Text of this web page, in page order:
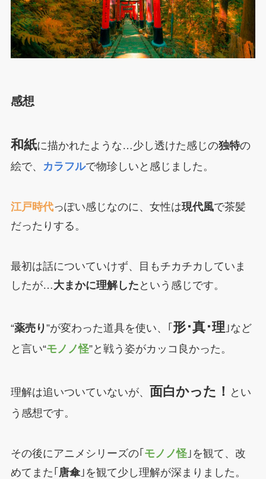
感想
和紙に描かれたような…少し透けた感じの独特の
絵で、
カラフルで物珍しいと感じました。
江戸時代っぽい感じなのに、女性は現代風で茶髪
だったりする。
最初は話についていけず、目もチカチカしていま
したが…大まかに理解した という感じです。
“薬売り”が変わった道具を使い、｢ 形･真･理 ｣など
と言い“モノノ怪”と戦う姿がカッコ良かった。
理解は追いついていないが、 面白かった！ とい
う感想です。
その後にアニメシリーズの｢ モノノ怪｣を観て、改
めてまた｢ 唐傘｣を観て少し理解が深まりました。